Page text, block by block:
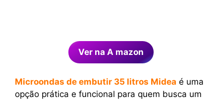
Ver na A mazon
Microondas de embutir 35 litros Midea é uma
opção prática e funcional para quem busca um